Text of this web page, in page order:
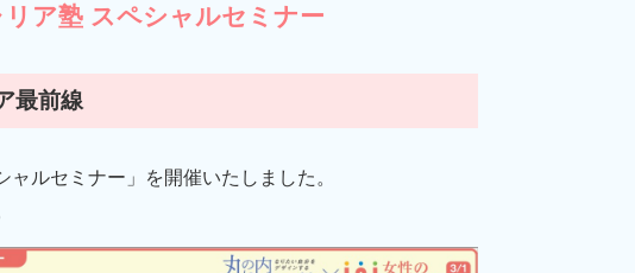
ア塾 スペシャルセミナー
最前線
ャルセミナー」を開催いたしました。